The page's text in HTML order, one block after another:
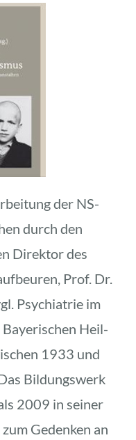
der NS-
durch den
Direktor des
Prof. Dr.
Psychiatrie im
Heil-
1933 und
Bildungswerk
2009 in seiner
Gedenken an